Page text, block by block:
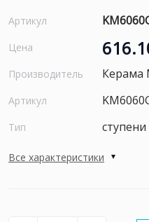
Артикул
Цена
Производитель Керама
Артикул
Тип ступени
Все характеристики